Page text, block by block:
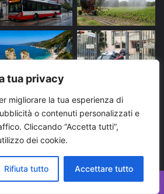
tua privacy
migliorare la tua esperienza di
o contenuti personalizzati e
Cliccando “Accetta tutti”,
dei cookie.
Rifiuta tutto Accettare tutto